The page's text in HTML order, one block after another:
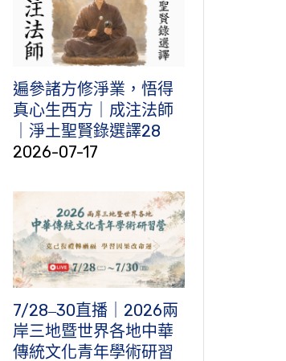
遍參諸方修淨業，悟得
真心生西方｜成注法師
｜淨土聖賢錄選譯28
2026-07-17
7/28‒30直播｜2026兩
岸三地暨世界各地中華
傳統文化青年學術研習